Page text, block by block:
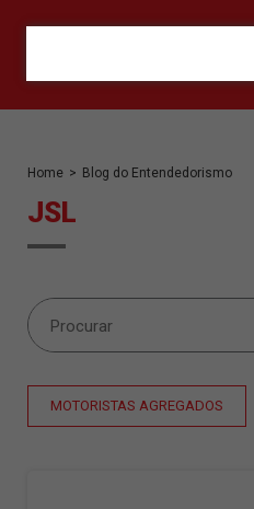
Home > Blog do Entendedorismo
JSL
MOTORISTAS AGREGADOS